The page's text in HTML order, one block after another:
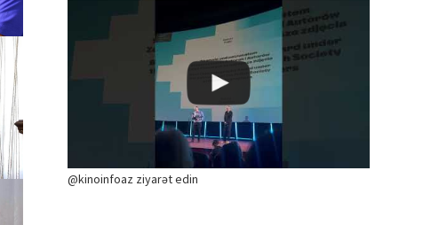
@kinoinfoaz ziyarət edin